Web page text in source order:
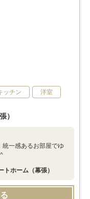
ッチン 洋室
）
一感あるお部屋でゆ
ホーム（幕張）